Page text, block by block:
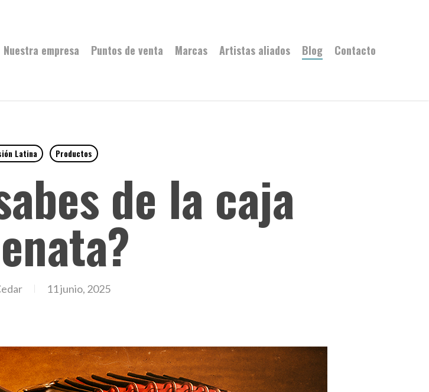
Nuestra empresa Puntos de venta Marcas Artistas aliados Blog Contacto
Latina Productos
de la caja
11 junio, 2025